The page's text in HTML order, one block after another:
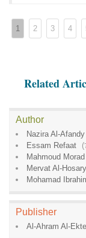
1 2 3 4
Related
Author
Nazira Al-Afandy
Essam Refaat
(
Mahmoud Morad
Mervat Al-Hosary
Mohamad
Publisher
Al-Ahram Al-